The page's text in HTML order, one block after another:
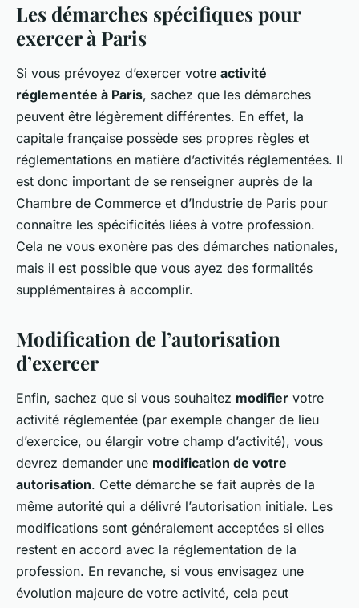
Les démarches spécifiques pour
exercer à Paris
Si vous prévoyez d’exercer votre activité
réglementée à Paris, sachez que les démarches
peuvent être légèrement différentes. En effet, la
capitale française possède ses propres règles et
réglementations en matière d’activités réglementées. Il
est donc important de se renseigner auprès de la
Chambre de Commerce et d’Industrie de Paris pour
connaître les spécificités liées à votre profession.
Cela ne vous exonère pas des démarches nationales,
mais il est possible que vous ayez des formalités
supplémentaires à accomplir.
Modification de l’autorisation
d’exercer
Enfin, sachez que si vous souhaitez modifier votre
activité réglementée (par exemple changer de lieu
d’exercice, ou élargir votre champ d’activité), vous
devrez demander une modification de votre
autorisation. Cette démarche se fait auprès de la
même autorité qui a délivré l’autorisation initiale. Les
modifications sont généralement acceptées si elles
restent en accord avec la réglementation de la
profession. En revanche, si vous envisagez une
évolution majeure de votre activité, cela peut